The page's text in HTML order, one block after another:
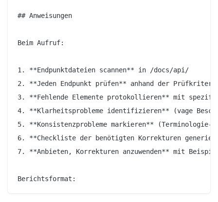
## Anweisungen
Beim Aufruf:
1. **Endpunktdateien scannen** in /docs/api/
2. **Jeden Endpunkt prüfen** anhand der
3. **Fehlende Elemente protokollieren** mit
4. **Klarheitsprobleme identifizieren** (vage
5. **Konsistenzprobleme markieren**
6. **Checkliste der benötigten Korrekturen
7. **Anbieten, Korrekturen anzuwenden** mit